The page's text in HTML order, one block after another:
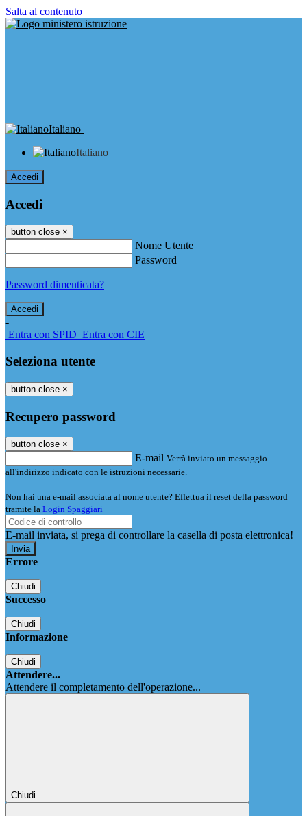
Salta al contenuto
Italiano
Italiano
Accedi
Accedi
button close ×
Nome Utente
Password
Password dimenticata?
-
Entra con SPID Entra con CIE
Seleziona utente
button close ×
Recupero password
button close ×
E-mail Verrà inviato un messaggio
all'indirizzo indicato con le istruzioni necessarie.
Non hai una e-mail associata al nome utente? Effettua il reset della password
tramite la Login Spaggiari
E-mail inviata, si prega di controllare la casella di posta elettronica!
Errore
Chiudi
Successo
Chiudi
Informazione
Chiudi
Attendere...
Attendere il completamento dell'operazione...
Chiudi